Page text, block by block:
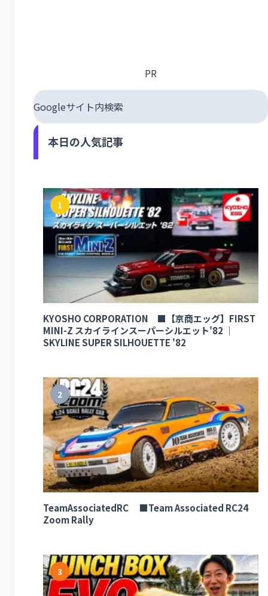
PR
Googleサイト内検索
本日の人気記事
1
KYOSHO CORPORATION ■【京商エッグ】FIRST
MINI-Z スカイラインスーパーシルエット'82 ｜
SKYLINE SUPER SILHOUETTE '82
2
TeamAssociatedRC ■Team Associated RC24
Zoom Rally
3